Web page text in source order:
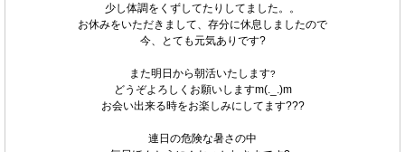
少し体調をくずしてたりしてました。。
お休みをいただきまして、存分に休息しましたので
今、とても元気ありです?
また明日から朝活いたします?
どうぞよろしくお願いしますm(._.)m
お会い出来る時をお楽しみにしてます???
連日の危険な暑さの中